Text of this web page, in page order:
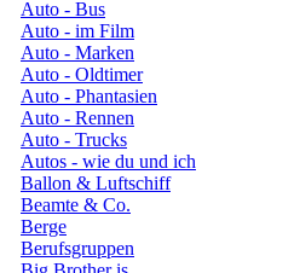
Auto - Bus
Auto - im Film
Auto - Marken
Auto - Oldtimer
Auto - Phantasien
Auto - Rennen
Auto - Trucks
Autos - wie du und ich
Ballon & Luftschiff
Beamte & Co.
Berge
Berufsgruppen